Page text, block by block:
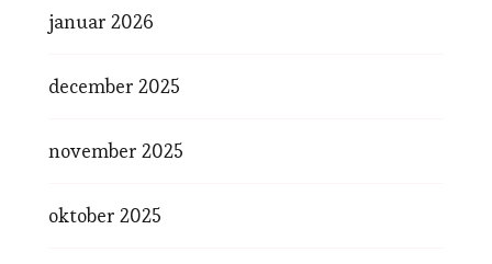
januar 2026
december 2025
november 2025
oktober 2025